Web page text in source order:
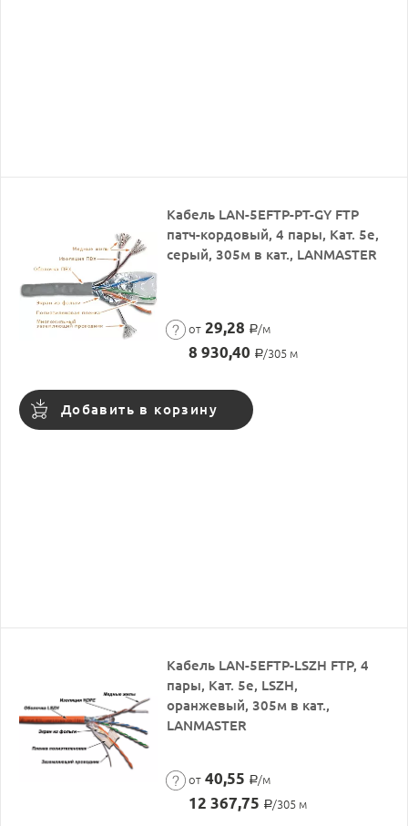
Кабель LAN-5EFTP-PT-GY FTP
патч-кордовый, 4 пары, Кат. 5e,
серый, 305м в кат., LANMASTER
от 29,28 Р/м
8 930,40 Р/305 м
Добавить в корзину
Кабель LAN-5EFTP-LSZH FTP, 4
пары, Кат. 5e, LSZH,
оранжевый, 305м в кат.,
LANMASTER
от 40,55 Р/м
12 367,75 Р/305 м